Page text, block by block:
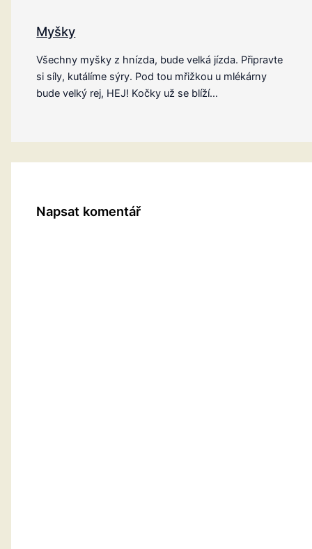
Myšky
Všechny myšky z hnízda, bude velká jízda. Připravte
si síly, kutálíme sýry. Pod tou mřižkou u mlékárny
bude velký rej, HEJ! Kočky už se blíží…
Napsat komentář